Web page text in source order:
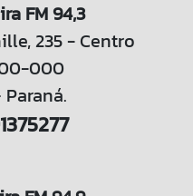
FM 94,3
235 - Centro
000